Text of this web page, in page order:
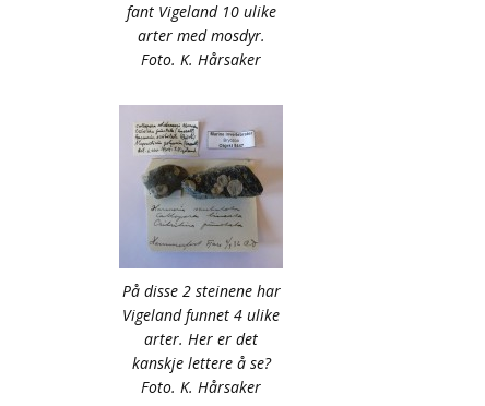
fant Vigeland 10 ulike
arter med mosdyr.
Foto. K. Hårsaker
På disse 2 steinene har
Vigeland funnet 4 ulike
arter. Her er det
kanskje lettere å se?
Foto. K. Hårsaker